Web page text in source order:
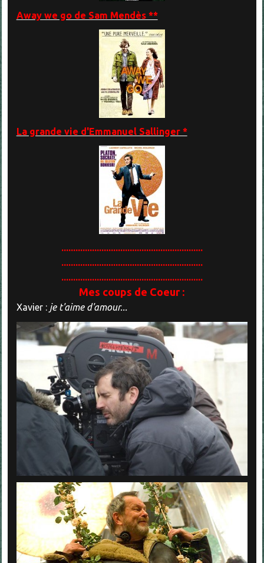
Away we go de Sam Mendès **
La grande vie d'Emmanuel Sallinger *
............................................................
............................................................
............................................................
Mes coups de Coeur :
Xavier : je t'aime d'amour...